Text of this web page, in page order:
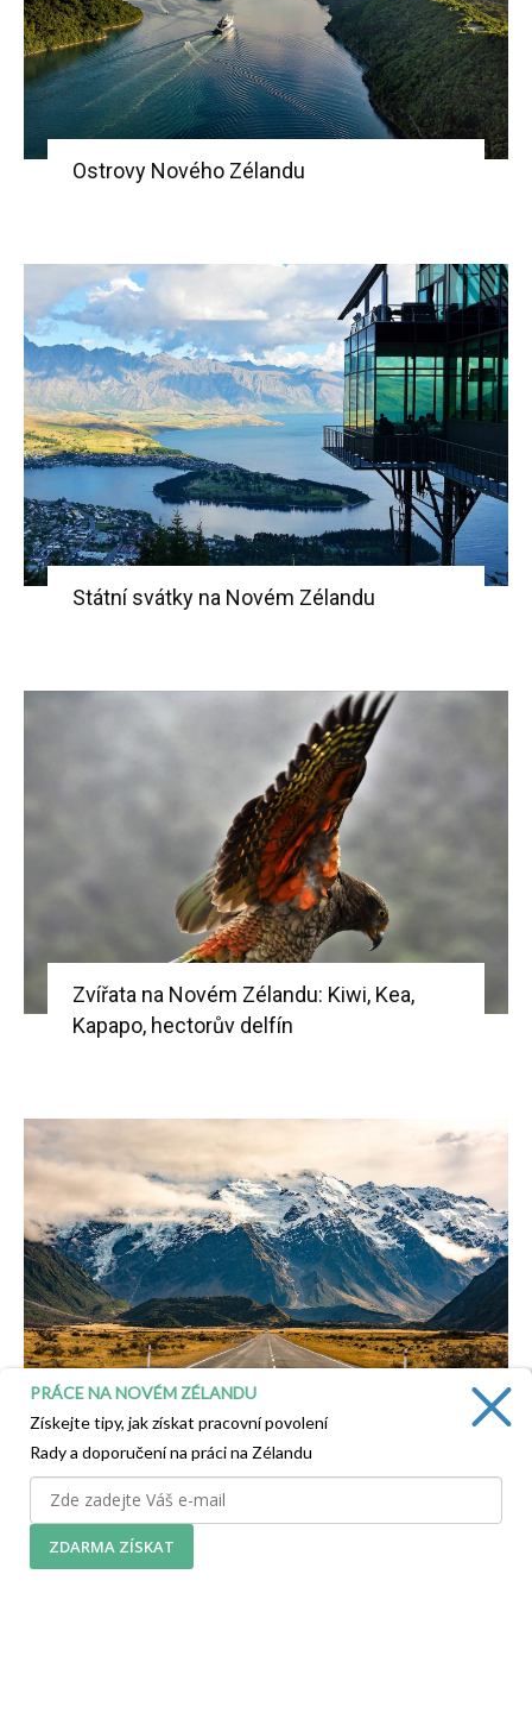
Ostrovy Nového Zélandu
Státní svátky na Novém Zélandu
Zvířata na Novém Zélandu: Kiwi, Kea,
Kapapo, hectorův delfín
Doprava na Novém Zélandu
PRÁCE NA NOVÉM ZÉLANDU
Získejte tipy, jak získat pracovní povolení
Rady a doporučení na práci na Zélandu
ZDARMA ZÍSKAT